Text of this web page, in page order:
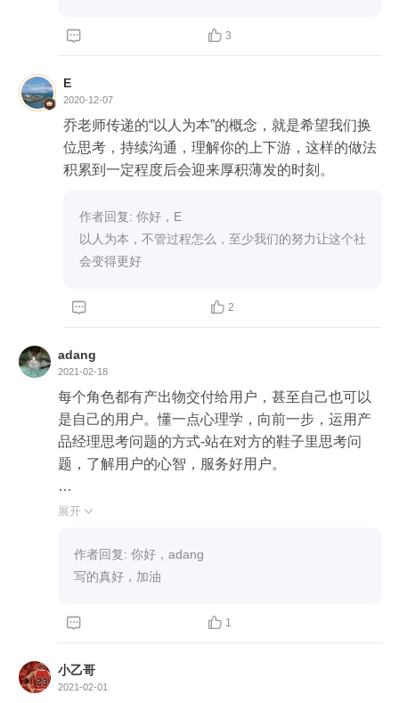
  3
E
2020-12-07
乔老师传递的“以人为本”的概念，就是希望我们换
位思考，持续沟通，理解你的上下游，这样的做法
积累到一定程度后会迎来厚积薄发的时刻。
作者回复: 你好，E
以人为本，不管过程怎么，至少我们的努力让这个社
会变得更好
  2
adang
2021-02-18
每个角色都有产出物交付给用户，甚至自己也可以
是自己的用户。懂一点心理学，向前一步，运用产
品经理思考问题的方式-站在对方的鞋子里思考问
题，了解用户的心智，服务好用户。
技术人员如果能有产品思维还是非常有好处的，有
解，如果技术人员能捕捉到用户的真实诉求，会给
出更好的解决方案。可是很多技术人员不愿意过多
更愿意醉心于钻研技术本身。脱离了真实场景的技
展开 
作者回复: 你好，adang
写的真好，加油
  1
小乙哥
2021-02-01